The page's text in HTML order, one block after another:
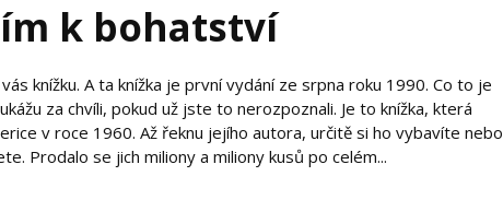
k bohatství
knížku. A ta knížka je první vydání ze srpna roku 1990. Co to je
za chvíli, pokud už jste to nerozpoznali. Je to knížka, která
v roce 1960. Až řeknu jejího autora, určitě si ho vybavíte nebo
Prodalo se jich miliony a miliony kusů po celém...